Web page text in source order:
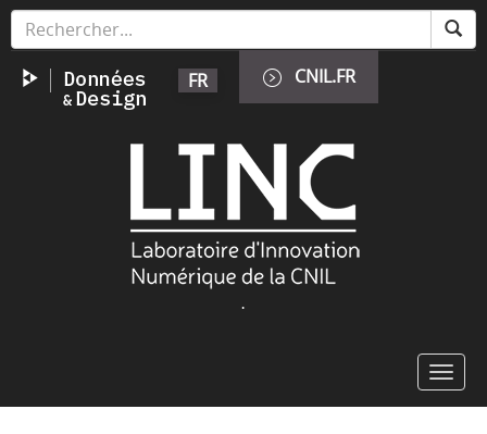
Skip
content
FR CNIL.FR
.